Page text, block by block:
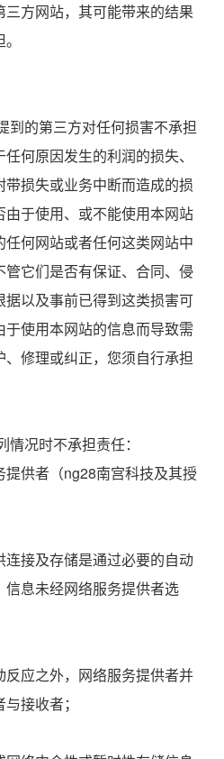
方网站，其可能带来的结果
到的第三方对任何损害不承担
何原因发生的利润的损失、
损失或业务中断而造成的损
于使用、或不能使用本网站
何网站或者任何这类网站中
它们是否有保证、合同、侵
以及事前已得到这类损害可
使用本网站的信息而导致需
修理或纠正，您须自行承担
况时不承担责任：
供者（ng28南宫科技及其授
接及存储是通过必要的自动
息未经网络服务提供者选
应之外，网络服务提供者并
接收者；